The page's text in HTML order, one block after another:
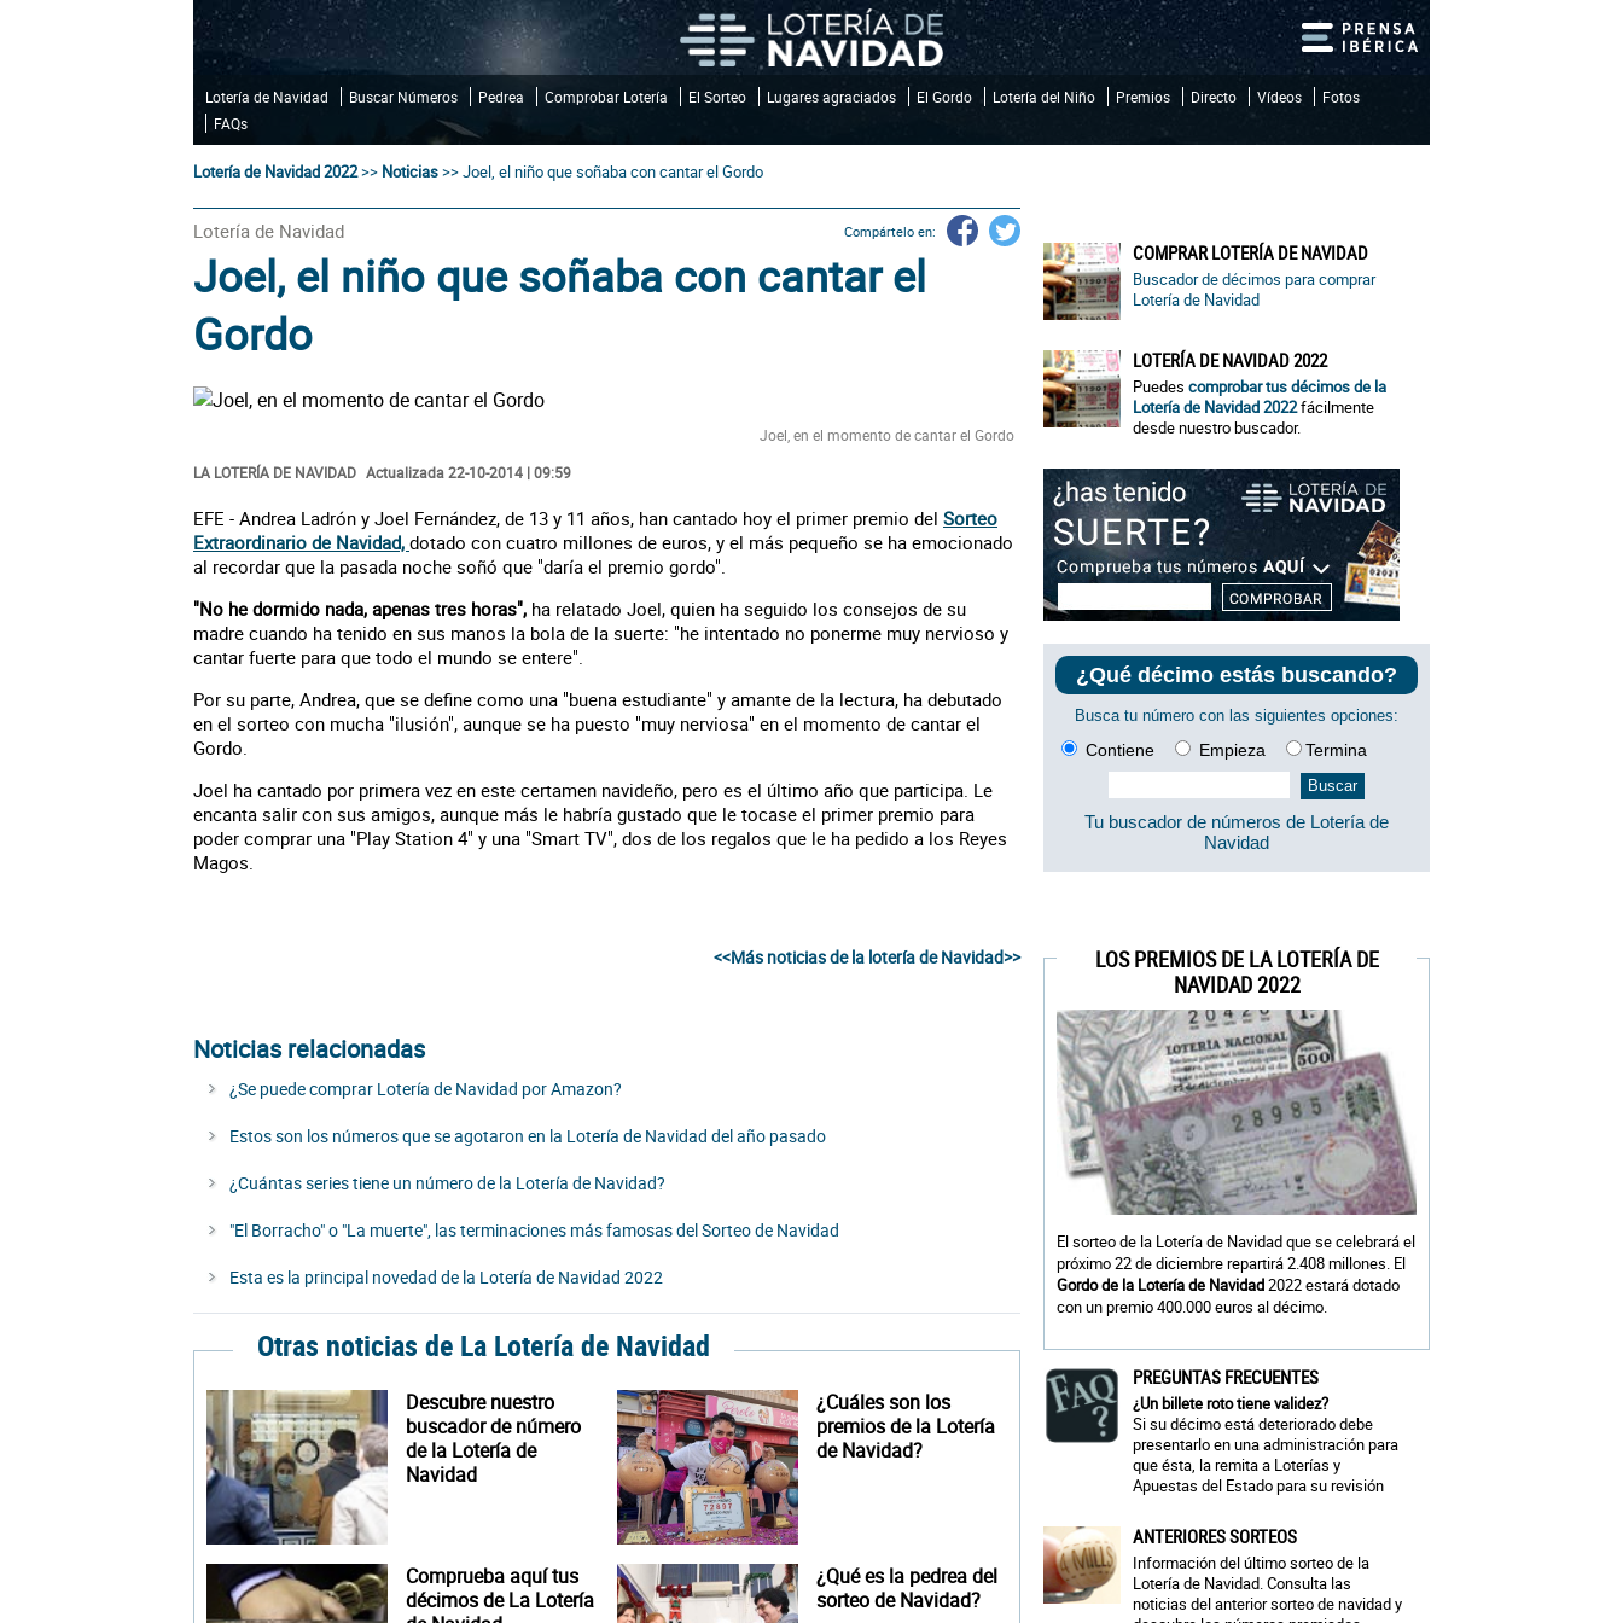
Lotería de Navidad Buscar Números Pedrea Comprobar Lotería El Sorteo Lugares agraciados El Gordo Lotería del Niño Premios Directo Vídeos
Fotos
FAQs
Lotería de Navidad 2022>> Noticias>>Joel, el niño que soñaba con cantar el Gordo
Compártelo en:
Lotería de Navidad
Joel, el niño que soñaba con cantar el
Gordo
Joel, en el momento de cantar el Gordo
LA LOTERÍA DE NAVIDAD Actualizada 22-10-2014 | 09:59
EFE - Andrea Ladrón y Joel Fernández, de 13 y 11 años, han cantado hoy el primer premio del Sorteo
Extraordinario de Navidad, dotado con cuatro millones de euros, y el más pequeño se ha emocionado
al recordar que la pasada noche soñó que "daría el premio gordo".
"No he dormido nada, apenas tres horas", ha relatado Joel, quien ha seguido los consejos de su
madre cuando ha tenido en sus manos la bola de la suerte: "he intentado no ponerme muy nervioso y
cantar fuerte para que todo el mundo se entere".
Por su parte, Andrea, que se define como una "buena estudiante" y amante de la lectura, ha debutado
en el sorteo con mucha "ilusión", aunque se ha puesto "muy nerviosa" en el momento de cantar el
Gordo.
Joel ha cantado por primera vez en este certamen navideño, pero es el último año que participa. Le
encanta salir con sus amigos, aunque más le habría gustado que le tocase el primer premio para
poder comprar una "Play Station 4" y una "Smart TV", dos de los regalos que le ha pedido a los Reyes
Magos.
<<Más noticias de la lotería de Navidad>>
Noticias relacionadas
¿Se puede comprar Lotería de Navidad por Amazon?
Estos son los números que se agotaron en la Lotería de Navidad del año pasado
¿Cuántas series tiene un número de la Lotería de Navidad?
"El Borracho" o "La muerte", las terminaciones más famosas del Sorteo de Navidad
Esta es la principal novedad de la Lotería de Navidad 2022
Otras noticias de La Lotería de Navidad
Descubre nuestro
buscador de número
de la Lotería de
Navidad
¿Cuáles son los
premios de la Lotería
de Navidad?
Comprueba aquí tus
décimos de La Lotería
¿Qué es la pedrea del
sorteo de Navidad?
COMPRAR LOTERÍA DE NAVIDAD
Buscador de décimos para comprar
Lotería de Navidad
LOTERÍA DE NAVIDAD 2022
Puedes comprobar tus décimos de la
Lotería de Navidad 2022fácilmente
desde nuestro buscador.
¿Qué décimo estás buscando?
Busca tu número con las siguientes opciones:
Contiene Empieza Termina
Tu buscador de números de Lotería de
Navidad
LOS PREMIOS DE LA LOTERÍA DE
NAVIDAD 2022
El sorteo de la Lotería de Navidad que se celebrará el
próximo 22 de diciembre repartirá 2.408 millones. El
Gordo de la Lotería de Navidad2022 estará dotado
con un premio 400.000 euros al décimo.
PREGUNTAS FRECUENTES
¿Un billete roto tiene validez?
Si su décimo está deteriorado debe
presentarlo en una administración para
que ésta, la remita a Loterías y
Apuestas del Estado para su revisión
ANTERIORES SORTEOS
Información del último sorteo de la
Lotería de Navidad. Consulta las
noticias del anterior sorteo de navidad y